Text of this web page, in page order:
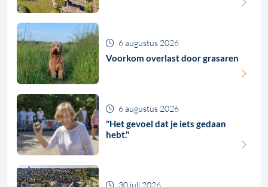
Voorkom overlast door grasaren
6 augustus 2026
"Het gevoel dat je iets gedaan
hebt."
6 augustus 2026